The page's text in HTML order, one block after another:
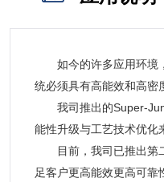
如今的许多应用环境，
统必须具有高能效和高密
我司推出的Super-
能性升级与工艺技术优化
目前，我司已推出第二
足客户更高能效更高可靠